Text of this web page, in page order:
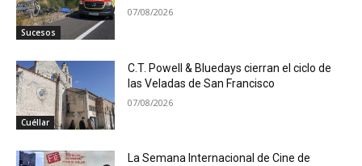
Sucesos
07/08/2026
Cuéllar
C.T. Powell & Bluedays cierran el ciclo de
las Veladas de San Francisco
07/08/2026
La Semana Internacional de Cine de